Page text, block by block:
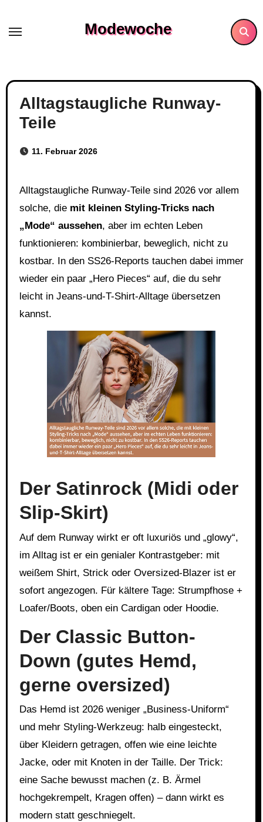
content
Modewoche
Alltagstaugliche Runway-
Teile
11. Februar 2026
Alltagstaugliche Runway-Teile sind 2026 vor allem
solche, die mit kleinen Styling-Tricks nach
„Mode“ aussehen, aber im echten Leben
funktionieren: kombinierbar, beweglich, nicht zu
kostbar. In den SS26-Reports tauchen dabei immer
wieder ein paar „Hero Pieces“ auf, die du sehr
leicht in Jeans-und-T-Shirt-Alltage übersetzen
kannst.
Link Embed
Der Satinrock (Midi oder
Slip-Skirt)
Auf dem Runway wirkt er oft luxuriös und „glowy“,
im Alltag ist er ein genialer Kontrastgeber: mit
weißem Shirt, Strick oder Oversized-Blazer ist er
sofort angezogen. Für kältere Tage: Strumpfhose +
Loafer/Boots, oben ein Cardigan oder Hoodie.
Der Classic Button-
Down (gutes Hemd,
gerne oversized)
Das Hemd ist 2026 weniger „Business-Uniform“
und mehr Styling-Werkzeug: halb eingesteckt,
über Kleidern getragen, offen wie eine leichte
Jacke, oder mit Knoten in der Taille. Der Trick:
eine Sache bewusst machen (z. B. Ärmel
hochgekrempelt, Kragen offen) – dann wirkt es
modern statt geschniegelt.